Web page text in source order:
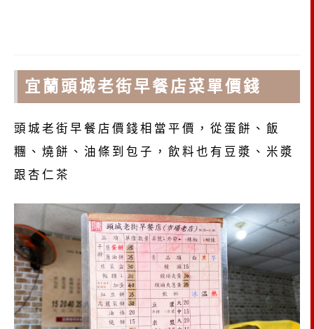
宜蘭頭城老街早餐店菜單價錢
頭城老街早餐店價錢相當平價，從蛋餅、飯
糰、燒餅、油條到包子，飲料也有豆漿、米漿
跟杏仁茶